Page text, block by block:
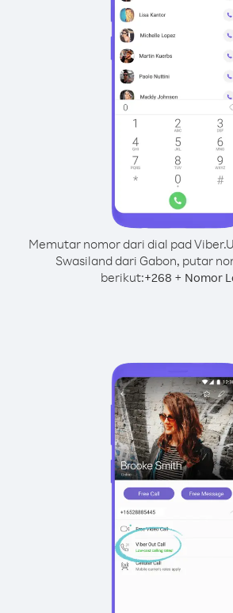
Memutar nomor dari dial pad Viber.
Swasiland dari Gabon, putar
berikut:+268 + Nomor